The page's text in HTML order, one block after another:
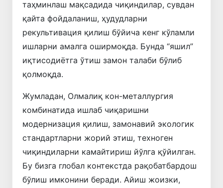
таҳминлаш мақсадида чиқиндилар, сувдан
қайта фойдаланиш, ҳудудларни
рекультивация қилиш бўйича кенг кўламли
ишларни амалга оширмоқда. Бунда “яшил”
иқтисодиётга ўтиш замон талаби бўлиб
қолмоқда.
Жумладан, Олмалиқ кон-металлургия
комбинатида ишлаб чиқаришни
модернизация қилиш, замонавий экологик
стандартларни жорий этиш, техноген
чиқиндиларни камайтириш йўлга қўйилган.
Бу бизга глобал контекстда рақобатбардош
бўлиш имконини беради. Айиш жоизки,